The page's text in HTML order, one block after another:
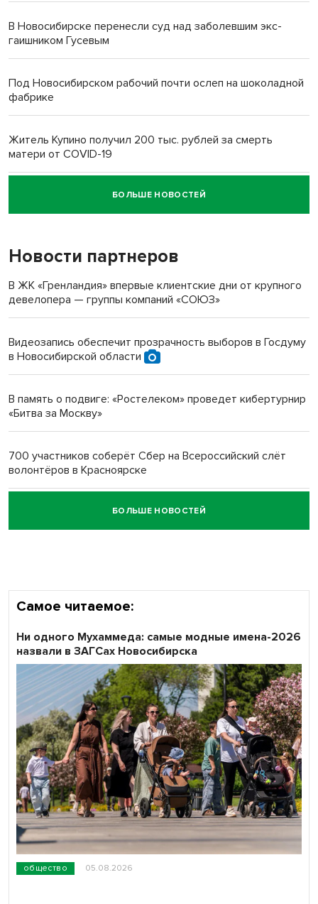
В Новосибирске перенесли суд над заболевшим экс-
гаишником Гусевым
Под Новосибирском рабочий почти ослеп на шоколадной
фабрике
Житель Купино получил 200 тыс. рублей за смерть
матери от COVID-19
Новосибирский суд наказал водителя за смерть
пенсионерки на вокзале
«Мы живём на пастбище!»: в новосибирском селе лошади
терроризируют жителей
Новосибирский преподаватель с женой вошли в топ-16
БОЛЬШЕ НОВОСТЕЙ
Новости партнеров
В ЖК «Гренландия» впервые клиентские дни от крупного
девелопера — группы компаний «СОЮЗ»
Видеозапись обеспечит прозрачность выборов в Госдуму
в Новосибирской области
В память о подвиге: «Ростелеком» проведет кибертурнир
«Битва за Москву»
700 участников соберёт Сбер на Всероссийский слёт
волонтёров в Красноярске
Честный выбор: видеонаблюдение обеспечит
объективность результатов ЕДГ в Новосибирской
БОЛЬШЕ НОВОСТЕЙ
Самое читаемое:
общество 05.08.2026
Ни одного Мухаммеда: самые модные имена-2026
назвали в ЗАГСах Новосибирска